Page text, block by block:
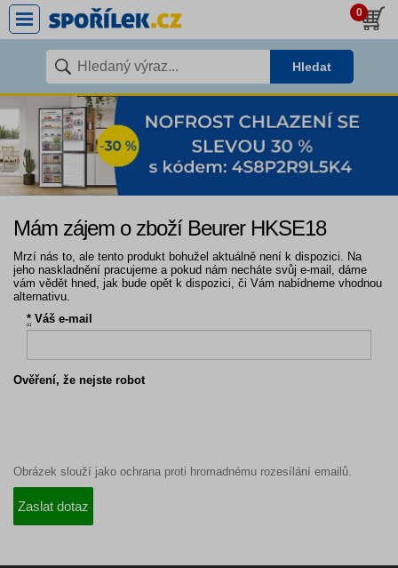
0
Hledat
Mám zájem o zboží Beurer HKSE18
Mrzí nás to, ale tento produkt bohužel aktuálně není k dispozici. Na
jeho naskladnění pracujeme a pokud nám necháte svůj e-mail, dáme
vám vědět hned, jak bude opět k dispozici, či Vám nabídneme vhodnou
alternativu.
* Váš e-mail
Ověření, že nejste robot
Obrázek slouží jako ochrana proti hromadnému rozesílání emailů.